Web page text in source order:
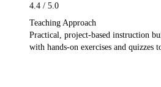
4.4 / 5.0
Teaching Approach
Practical, project-based instruction
with hands-on exercises and quizzes